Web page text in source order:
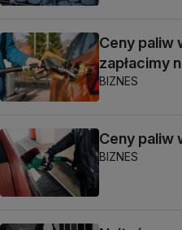
Ceny paliw
zapłacimy
BIZNES
Ceny paliw
BIZNES